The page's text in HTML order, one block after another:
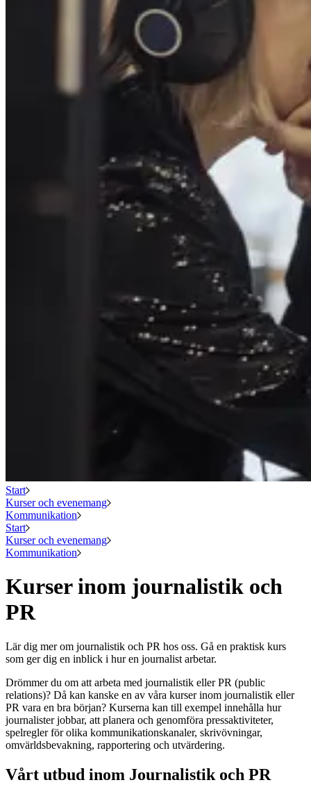
Start
Kurser och evenemang
Kommunikation
Start
Kurser och evenemang
Kommunikation
Kurser inom journalistik och
PR
Lär dig mer om journalistik och PR hos oss. Gå en praktisk kurs
som ger dig en inblick i hur en journalist arbetar.
Drömmer du om att arbeta med journalistik eller PR (public
relations)? Då kan kanske en av våra kurser inom journalistik eller
PR vara en bra början? Kurserna kan till exempel innehålla hur
journalister jobbar, att planera och genomföra pressaktiviteter,
spelregler för olika kommunikationskanaler, skrivövningar,
omvärldsbevakning, rapportering och utvärdering.
Vårt utbud inom Journalistik och PR